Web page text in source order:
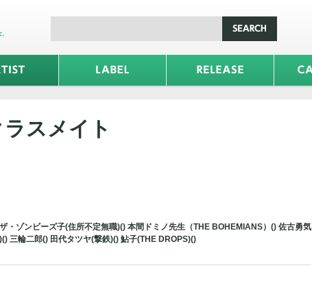
スメイト
・ゾンビーズ子(住所不定無職)() 本間ドミノ先生（THE BOHEMIANS）() 佐古勇気
三輪二郎() 田代タツヤ(撃鉄)() 鮎子(THE DROPS)()